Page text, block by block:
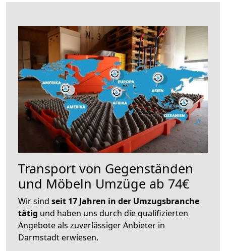
Transport von Gegenständen
und Möbeln Umzüge ab 74€
Wir sind seit 17 Jahren in der Umzugsbranche
tätig und haben uns durch die qualifizierten
Angebote als zuverlässiger Anbieter in
Darmstadt erwiesen.